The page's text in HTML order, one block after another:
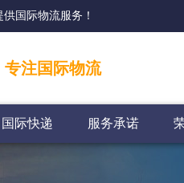
国际物流服务！
专注国际物流
国际快递 服务承诺